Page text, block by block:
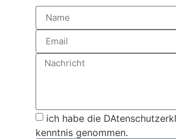
ich habe die
kenntnis genommen.